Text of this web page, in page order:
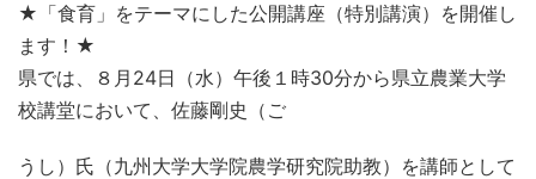
★「食育」をテーマにした公開講座（特別講演）を開催し
ます！★
県では、８月24日（水）午後１時30分から県立農業大学
校講堂において、佐藤剛史（ご
うし）氏（九州大学大学院農学研究院助教）を講師として